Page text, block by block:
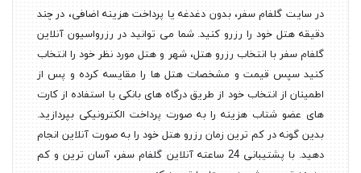
در سایت گلفام سفر، بدون دغدغه یا پرداخت هزینه اضافی، در چند
دقیقه هتل خود را رزرو کنید. شما می توانید در رزرواسیون آنلاین
گلفام سفر با انتخاب رزرو هتل، شهر و هتل مورد نظر خود را انتخاب
کنید سپس قیمت و مشخصات هتل ها را مقایسه کرده و پس از
اطمینان از انتخاب خود از طریق درگاه های بانکی با استفاده از کارت
های عضو شتاب هزینه را به صورت پرداخت الکترونیکی بپردازید.
بدین گونه در کم ترین زمان رزرو هتل خود را به صورت آنلاین انجام
دهید. با پشتیبانی 24 ساعته آنلاین گلفام سفر، آسان ترین و کم